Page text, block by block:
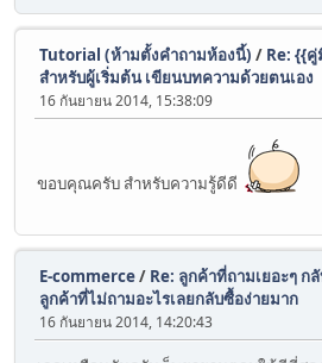
Tutorial (ห้ามตั้งคำถามห้องนี้) / Re: {{
สำหรับผู้เริ่มต้น เขียนบทความด้วยตนเอง
16 กันยายน 2014, 15:38:09
ขอบคุณครับ สำหรับความรู้ดีดี
E-commerce/ Re: ลูกค้าที่ถามเยอะๆ ก
ลูกค้าที่ไม่ถามอะไรเลยกลับซื้อง่ายมาก
16 กันยายน 2014, 14:20:43